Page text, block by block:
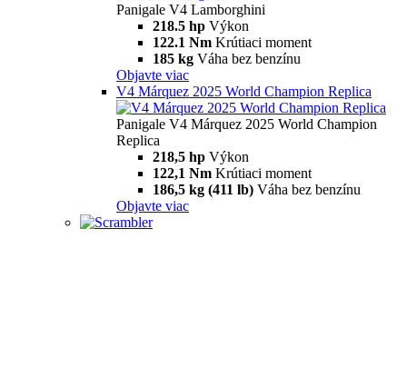
Panigale V4 Lamborghini
218.5 hp Výkon
122.1 Nm Krútiaci moment
185 kg Váha bez benzínu
Objavte viac
V4 Márquez 2025 World Champion Replica
Panigale V4 Márquez 2025 World Champion
Replica
218,5 hp Výkon
122,1 Nm Krútiaci moment
186,5 kg (411 lb) Váha bez benzínu
Objavte viac